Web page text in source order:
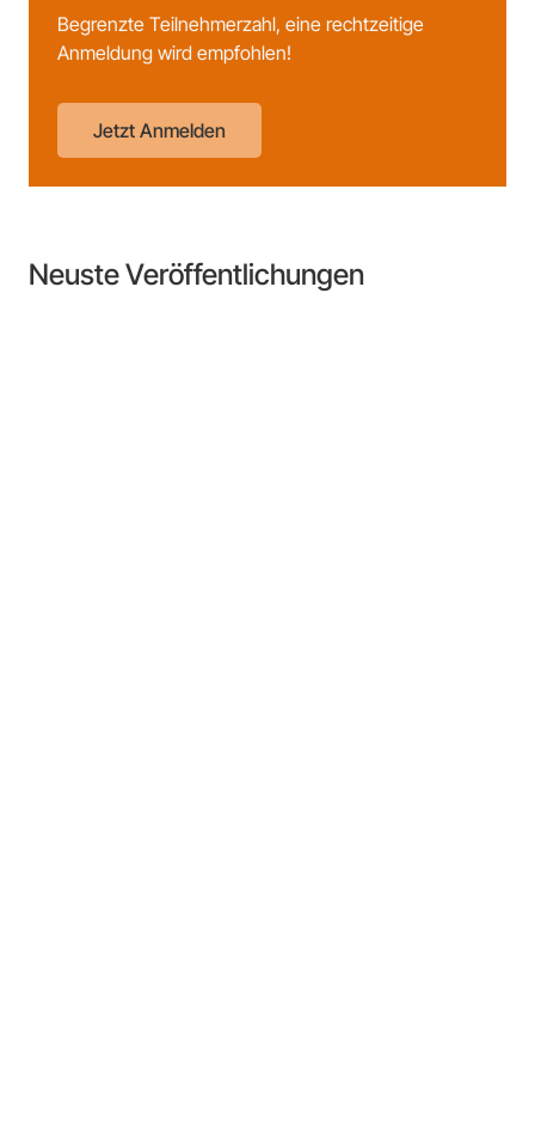
Begrenzte Teilnehmerzahl, eine rechtzeitige
Anmeldung wird empfohlen!
Jetzt Anmelden
Neuste Veröffentlichungen